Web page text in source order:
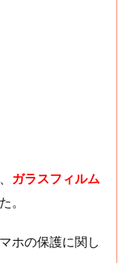
ガラスフィルム
。
ホの保護に関し